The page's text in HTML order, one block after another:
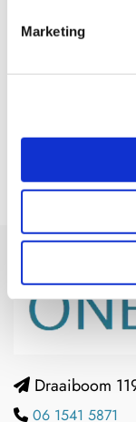
Marketing
 Draaiboom
 06 1541 5871